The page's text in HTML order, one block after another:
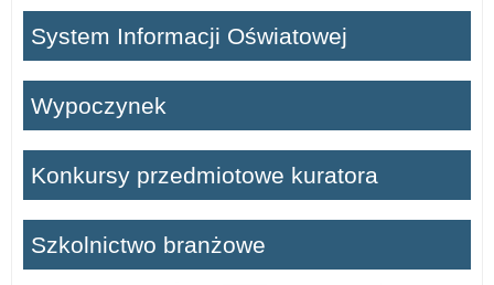
System Informacji Oświatowej
Wypoczynek
Konkursy przedmiotowe kuratora
Szkolnictwo branżowe